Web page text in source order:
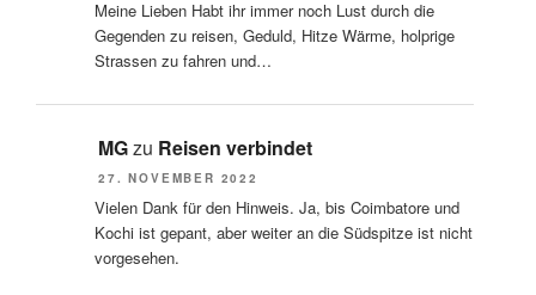
Meine Lieben Habt ihr immer noch Lust durch die
Gegenden zu reisen, Geduld, Hitze Wärme, holprige
Strassen zu fahren und…
MGzu Reisen verbindet
27. NOVEMBER 2022
Vielen Dank für den Hinweis. Ja, bis Coimbatore und
Kochi ist gepant, aber weiter an die Südspitze ist nicht
vorgesehen.